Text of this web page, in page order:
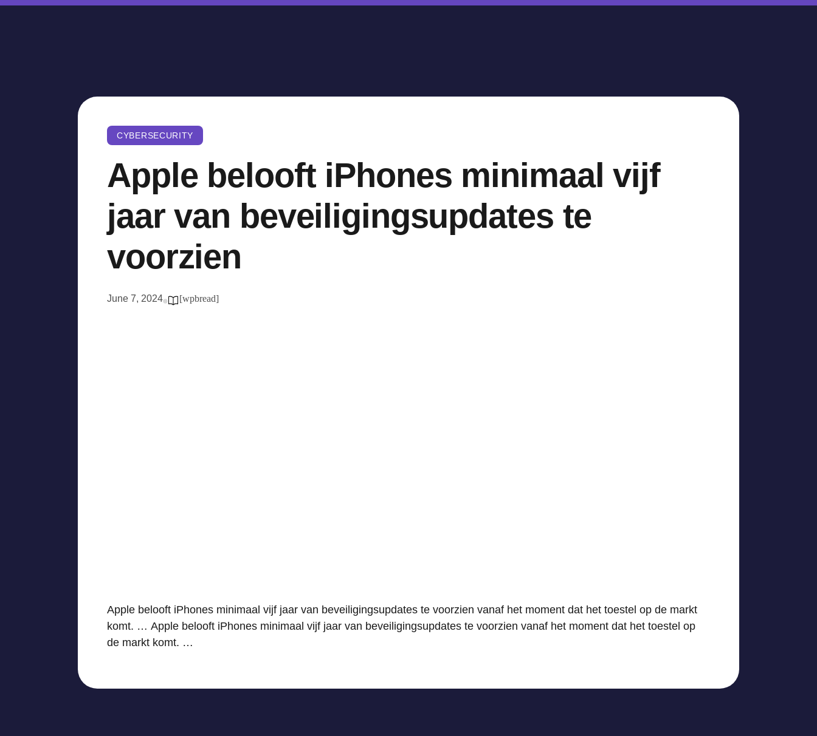
CYBERSECURITY
Apple belooft iPhones minimaal vijf
jaar van beveiligingsupdates te
voorzien
June 7, 2024 [wpbread]
Apple belooft iPhones minimaal vijf jaar van beveiligingsupdates te voorzien vanaf het moment dat het toestel op de markt
komt. … Apple belooft iPhones minimaal vijf jaar van beveiligingsupdates te voorzien vanaf het moment dat het toestel op
de markt komt. …